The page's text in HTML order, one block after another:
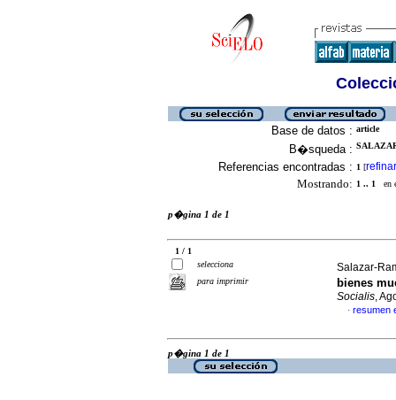
Base de datos : article
B�squeda :
Referencias encontradas : 1 [refinar
Mostrando: 1 .. 1 en
p�gina 1 de 1
1 / 1
selecciona
para imprimir
Salazar-
bienes
Socialis,
· resumen
p�gina 1 de 1